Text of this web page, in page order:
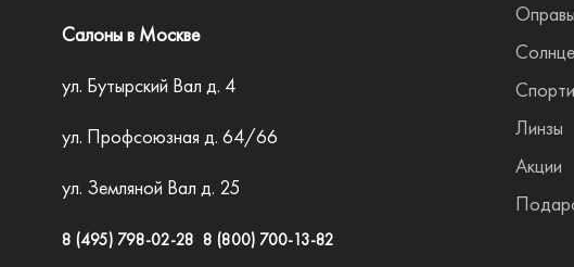
Салоны в Москве
ул. Бутырский Вал д. 4
ул. Профсоюзная д. 64/66
ул. Земляной Вал д. 25
8 (495) 798-02-28 8 (800) 700-13-82
Оправы
Линзы
Акции